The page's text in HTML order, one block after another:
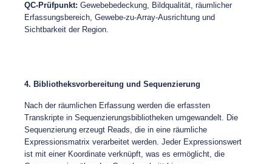
QC-Prüfpunkt: Gewebebedeckung, Bildqualität, räumlicher
Erfassungsbereich, Gewebe-zu-Array-Ausrichtung und
Sichtbarkeit der Region.
4. Bibliotheksvorbereitung und Sequenzierung
Nach der räumlichen Erfassung werden die erfassten
Transkripte in Sequenzierungsbibliotheken umgewandelt. Die
Sequenzierung erzeugt Reads, die in eine räumliche
Expressionsmatrix verarbeitet werden. Jeder Expressionswert
ist mit einer Koordinate verknüpft, was es ermöglicht, die